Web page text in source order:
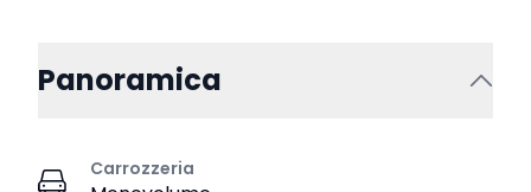
Panoramica
Carrozzeria